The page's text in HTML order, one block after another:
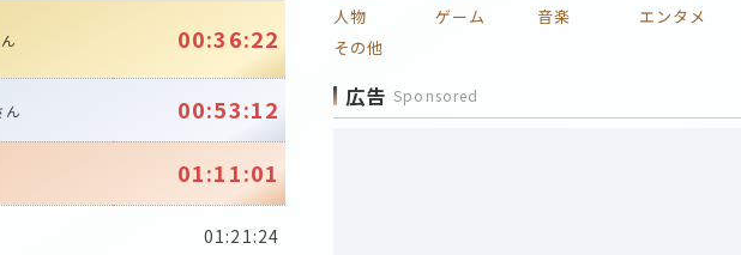
00:36:22
ん 00:53:12
01:11:01
01:21:24
人物
ゲーム 音楽
エンタメ
その他
広告 Sponsored